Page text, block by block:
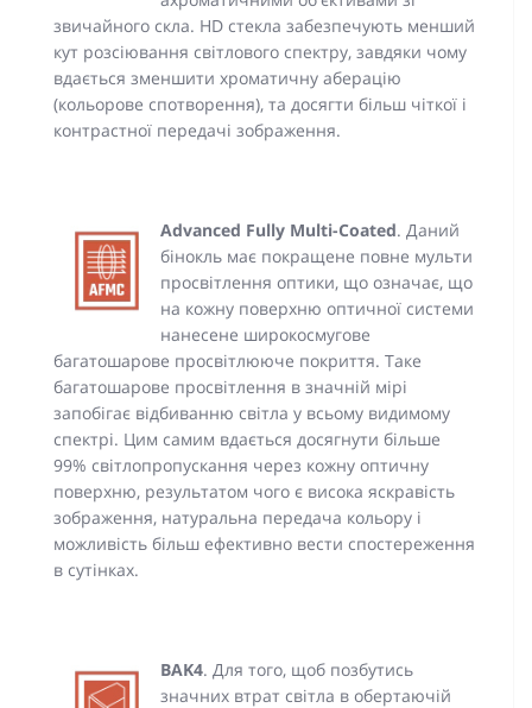
звичайного скла. HD стекла забезпечують менший
кут розсіювання світлового спектру, завдяки чому
вдається зменшити хроматичну аберацію
(кольорове спотворення), та досягти більш чіткої і
контрастної передачі зображення.
Advanced Fully Multi-Coated. Даний
бінокль має покращене повне мульти
просвітлення оптики, що означає, що
на кожну поверхню оптичної системи
нанесене широкосмугове
багатошарове просвітлююче покриття. Таке
багатошарове просвітлення в значній мірі
запобігає відбиванню світла у всьому видимому
спектрі. Цим самим вдається досягнути більше
99% світлопропускання через кожну оптичну
поверхню, результатом чого є висока яскравість
зображення, натуральна передача кольору і
можливість більш ефективно вести спостереження
в сутінках.
BAK4. Для того, щоб позбутись
значних втрат світла в обертаючій